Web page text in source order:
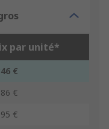
par unité*
€
€
€